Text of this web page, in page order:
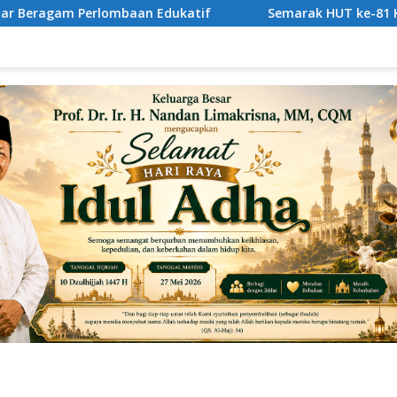
Semarak HUT ke-81 Kemerdekaan RI, SAHABAT